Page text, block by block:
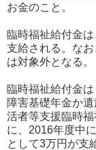
お金のこと。
臨時福祉給付金
支給される。な
は対象外となる。
臨時福祉給付金
障害基礎年金か
活者等支援臨時
に、2016年度中
として3万円が支